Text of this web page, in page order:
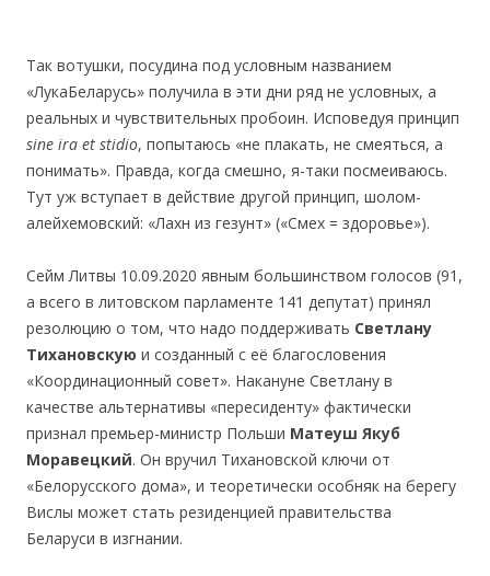
Так вотушки, посудина под условным названием
«ЛукаБеларусь» получила в эти дни ряд не условных, а
реальных и чувствительных пробоин. Исповедуя принцип
sine ira et stidio, попытаюсь «не плакать, не смеяться, а
понимать». Правда, когда смешно, я-таки посмеиваюсь.
Тут уж вступает в действие другой принцип, шолом-
алейхемовский: «Лахн из гезунт» («Смех = здоровье»).
Сейм Литвы 10.09.2020 явным большинством голосов (91,
а всего в литовском парламенте 141 депутат) принял
резолюцию о том, что надо поддерживать Светлану
Тихановскую и созданный с её благословения
«Координационный совет». Накануне Светлану в
качестве альтернативы «пересиденту» фактически
признал премьер-министр Польши Матеуш Якуб
Моравецкий. Он вручил Тихановской ключи от
«Белорусского дома», и теоретически особняк на берегу
Вислы может стать резиденцией правительства
Беларуси в изгнании.